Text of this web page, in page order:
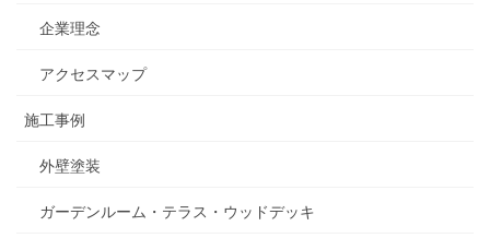
企業理念
アクセスマップ
施工事例
外壁塗装
ガーデンルーム・テラス・ウッドデッキ